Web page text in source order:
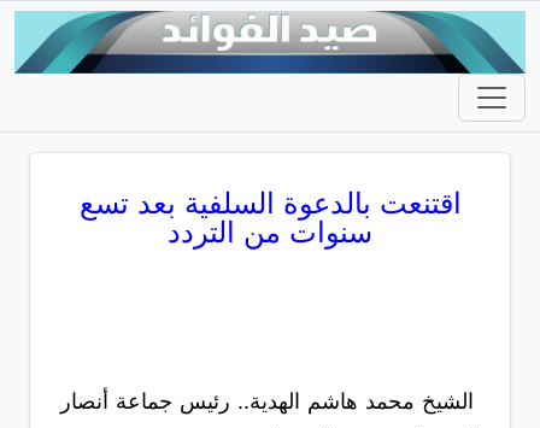
اقتنعت بالدعوة السلفية بعد تسع
سنوات من التردد
الشيخ محمد هاشم الهدية.. رئيس جماعة أنصار